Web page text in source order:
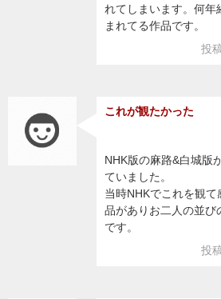
れてしまいます。何年
まれてる作品です。
投
これが観たかった
NHK版の麻路&白城版
ていました。
当時NHKでこれを観て
品がありお二人の並び
です。
投